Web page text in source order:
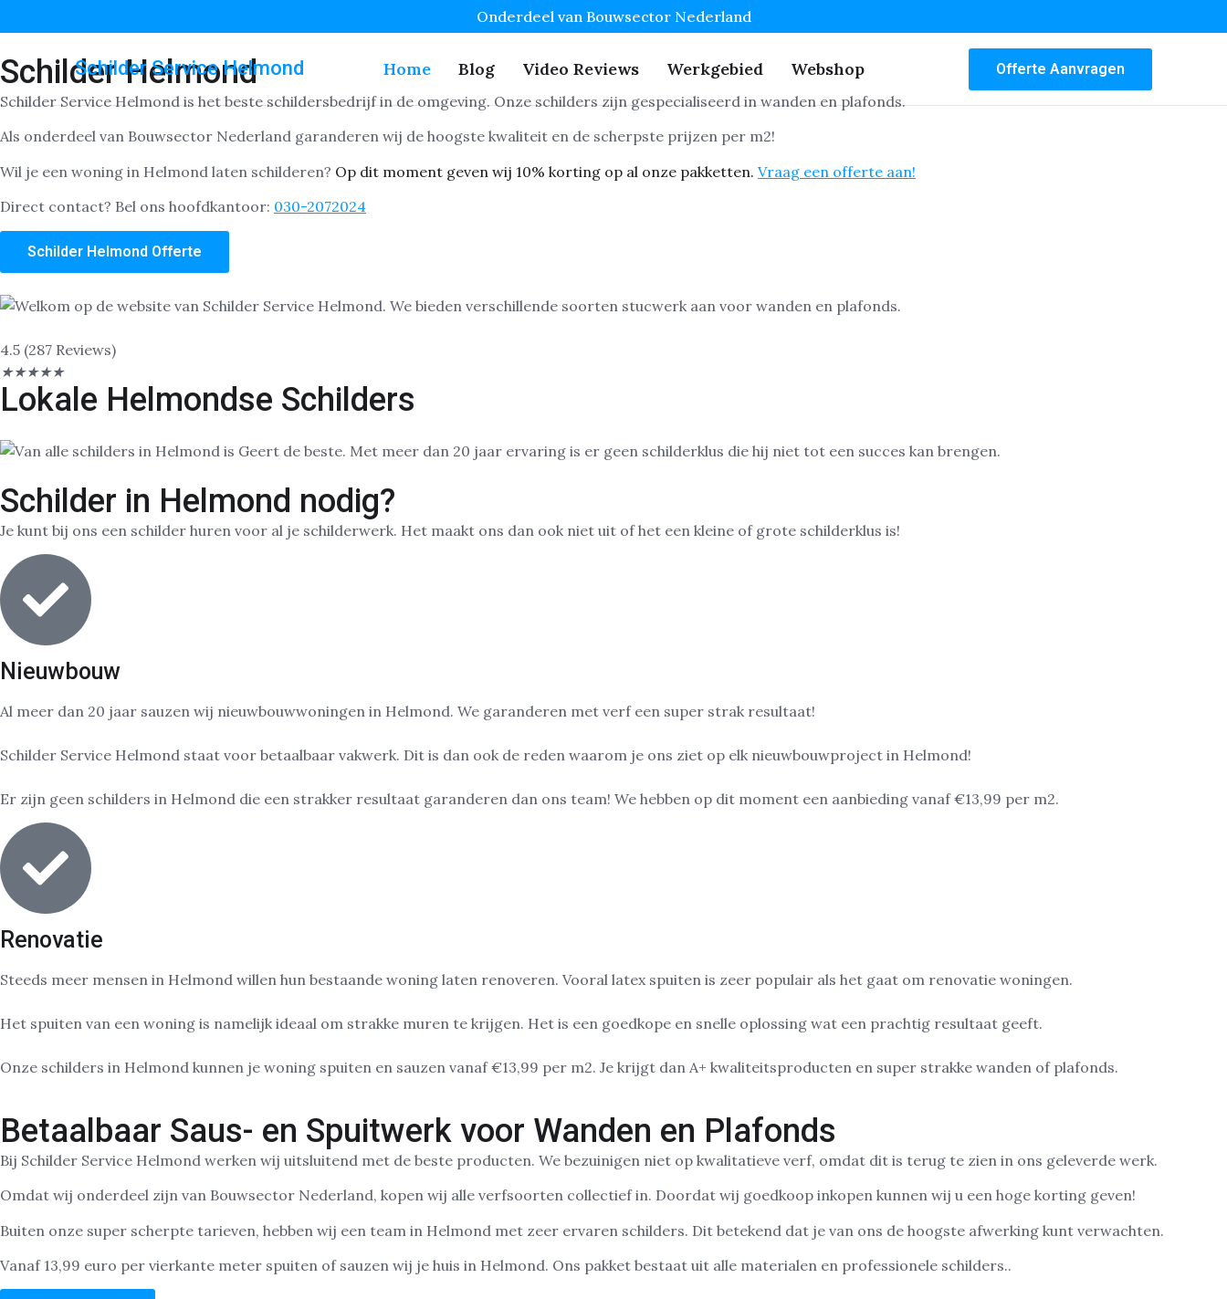
Onderdeel van Bouwsector Nederland
Schilder Service Helmond Home Blog Video Reviews Werkgebied Webshop Offerte Aanvragen
Schilder Helmond
Schilder Service Helmond is het beste schildersbedrijf in de omgeving. Onze schilders zijn gespecialiseerd in wanden en plafonds.
Als onderdeel van Bouwsector Nederland garanderen wij de hoogste kwaliteit en de scherpste prijzen per m2!
Wil je een woning in Helmond laten schilderen? Op dit moment geven wij 10% korting op al onze pakketten. Vraag een offerte aan!
Direct contact? Bel ons hoofdkantoor: 030-2072024
Schilder Helmond Offerte
4.5 (287 Reviews)
★★★★★
Lokale Helmondse Schilders
Schilder in Helmond nodig?
Je kunt bij ons een schilder huren voor al je schilderwerk. Het maakt ons dan ook niet uit of het een kleine of grote schilderklus is!
Nieuwbouw
Al meer dan 20 jaar sauzen wij nieuwbouwwoningen in Helmond. We garanderen met verf een super strak resultaat!
Schilder Service Helmond staat voor betaalbaar vakwerk. Dit is dan ook de reden waarom je ons ziet op elk nieuwbouwproject in Helmond!
Er zijn geen schilders in Helmond die een strakker resultaat garanderen dan ons team! We hebben op dit moment een aanbieding vanaf €13,99 per m2.
Renovatie
Steeds meer mensen in Helmond willen hun bestaande woning laten renoveren. Vooral latex spuiten is zeer populair als het gaat om renovatie woningen.
Het spuiten van een woning is namelijk ideaal om strakke muren te krijgen. Het is een goedkope en snelle oplossing wat een prachtig resultaat geeft.
Onze schilders in Helmond kunnen je woning spuiten en sauzen vanaf €13,99 per m2. Je krijgt dan A+ kwaliteitsproducten en super strakke wanden of plafonds.
Betaalbaar Saus- en Spuitwerk voor Wanden en Plafonds
Bij Schilder Service Helmond werken wij uitsluitend met de beste producten. We bezuinigen niet op kwalitatieve verf, omdat dit is terug te zien in ons geleverde werk.
Omdat wij onderdeel zijn van Bouwsector Nederland, kopen wij alle verfsoorten collectief in. Doordat wij goedkoop inkopen kunnen wij u een hoge korting geven!
Buiten onze super scherpte tarieven, hebben wij een team in Helmond met zeer ervaren schilders. Dit betekend dat je van ons de hoogste afwerking kunt verwachten.
Vanaf 13,99 euro per vierkante meter spuiten of sauzen wij je huis in Helmond. Ons pakket bestaat uit alle materialen en professionele schilders..